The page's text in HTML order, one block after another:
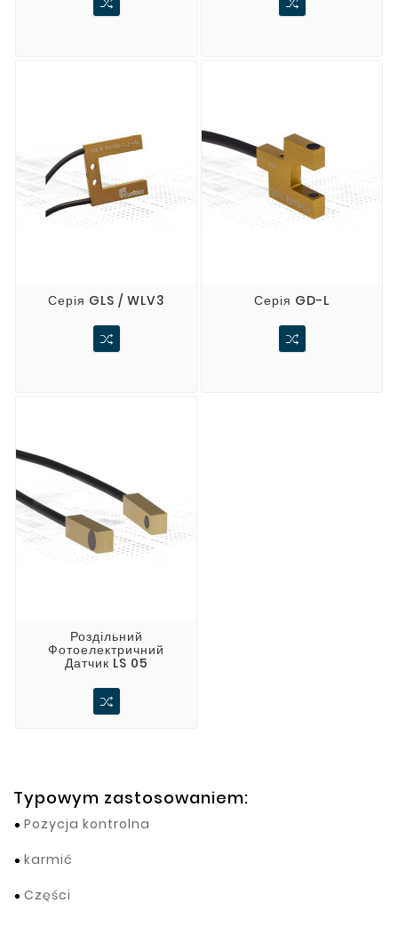
Серія GLS / WLV3 Серія GD-L
Роздільний
Фотоелектричний
Датчик LS 05
Typowym zastosowaniem:
Pozycja kontrolna
karmić
Części